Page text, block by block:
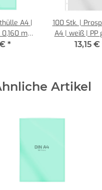
A4 |
*
100 Stk. |
A4 | weiß | PP
0,080 mm |
13,15 €
Artikel